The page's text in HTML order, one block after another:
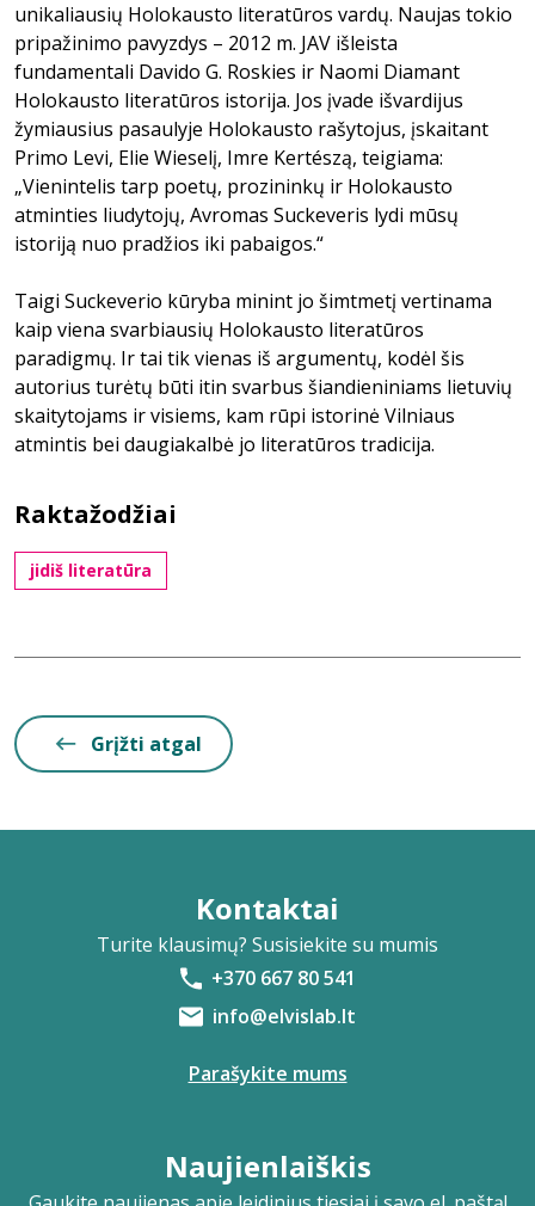
unikaliausių Holokausto literatūros vardų. Naujas tokio
pripažinimo pavyzdys – 2012 m. JAV išleista
fundamentali Davido G. Roskies ir Naomi Diamant
Holokausto literatūros istorija. Jos įvade išvardijus
žymiausius pasaulyje Holokausto rašytojus, įskaitant
Primo Levi, Elie Wieselį, Imre Kertészą, teigiama:
„Vienintelis tarp poetų, prozininkų ir Holokausto
atminties liudytojų, Avromas Suckeveris lydi mūsų
istoriją nuo pradžios iki pabaigos.“
Taigi Suckeverio kūryba minint jo šimtmetį vertinama
kaip viena svarbiausių Holokausto literatūros
paradigmų. Ir tai tik vienas iš argumentų, kodėl šis
autorius turėtų būti itin svarbus šiandieniniams lietuvių
skaitytojams ir visiems, kam rūpi istorinė Vilniaus
atmintis bei daugiakalbė jo literatūros tradicija.
Raktažodžiai
jidiš literatūra
Grįžti atgal
Kontaktai
Turite klausimų? Susisiekite su mumis
+370 667 80 541
info@elvislab.lt
Parašykite mums
Naujienlaiškis